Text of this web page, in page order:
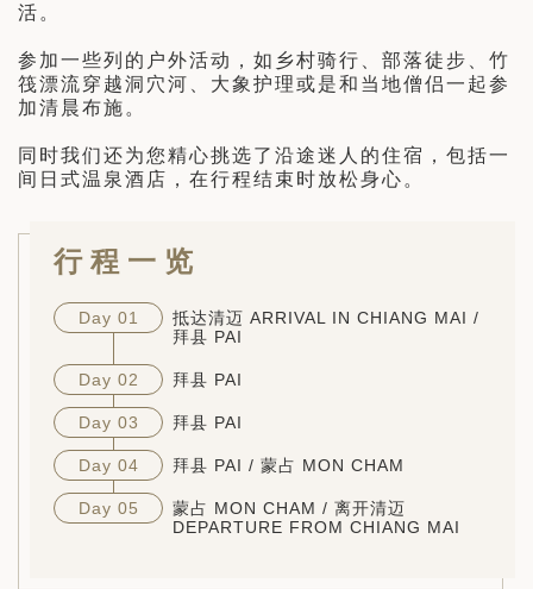
活。
参加一些列的户外活动，如乡村骑行、部落徒步、竹
筏漂流穿越洞穴河、大象护理或是和当地僧侣一起参
加清晨布施。
同时我们还为您精心挑选了沿途迷人的住宿，包括一
间日式温泉酒店，在行程结束时放松身心。
行程一览
Day 01
抵达清迈 ARRIVAL IN CHIANG MAI /
拜县 PAI
Day 02 拜县 PAI
Day 03 拜县 PAI
Day 04 拜县 PAI / 蒙占 MON CHAM
Day 05
蒙占 MON CHAM / 离开清迈
DEPARTURE FROM CHIANG MAI